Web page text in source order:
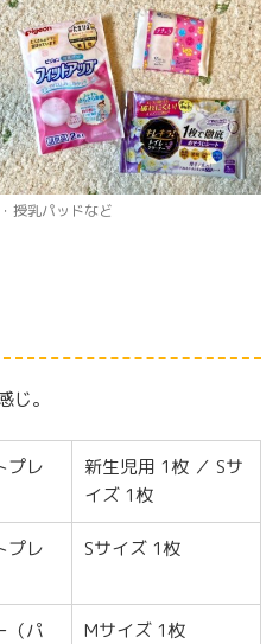
授乳パッドなど
じ。
プレ
新生児用 1枚 ／ Sサ
イズ 1枚
プレ
Sサイズ 1枚
（パ
Mサイズ 1枚